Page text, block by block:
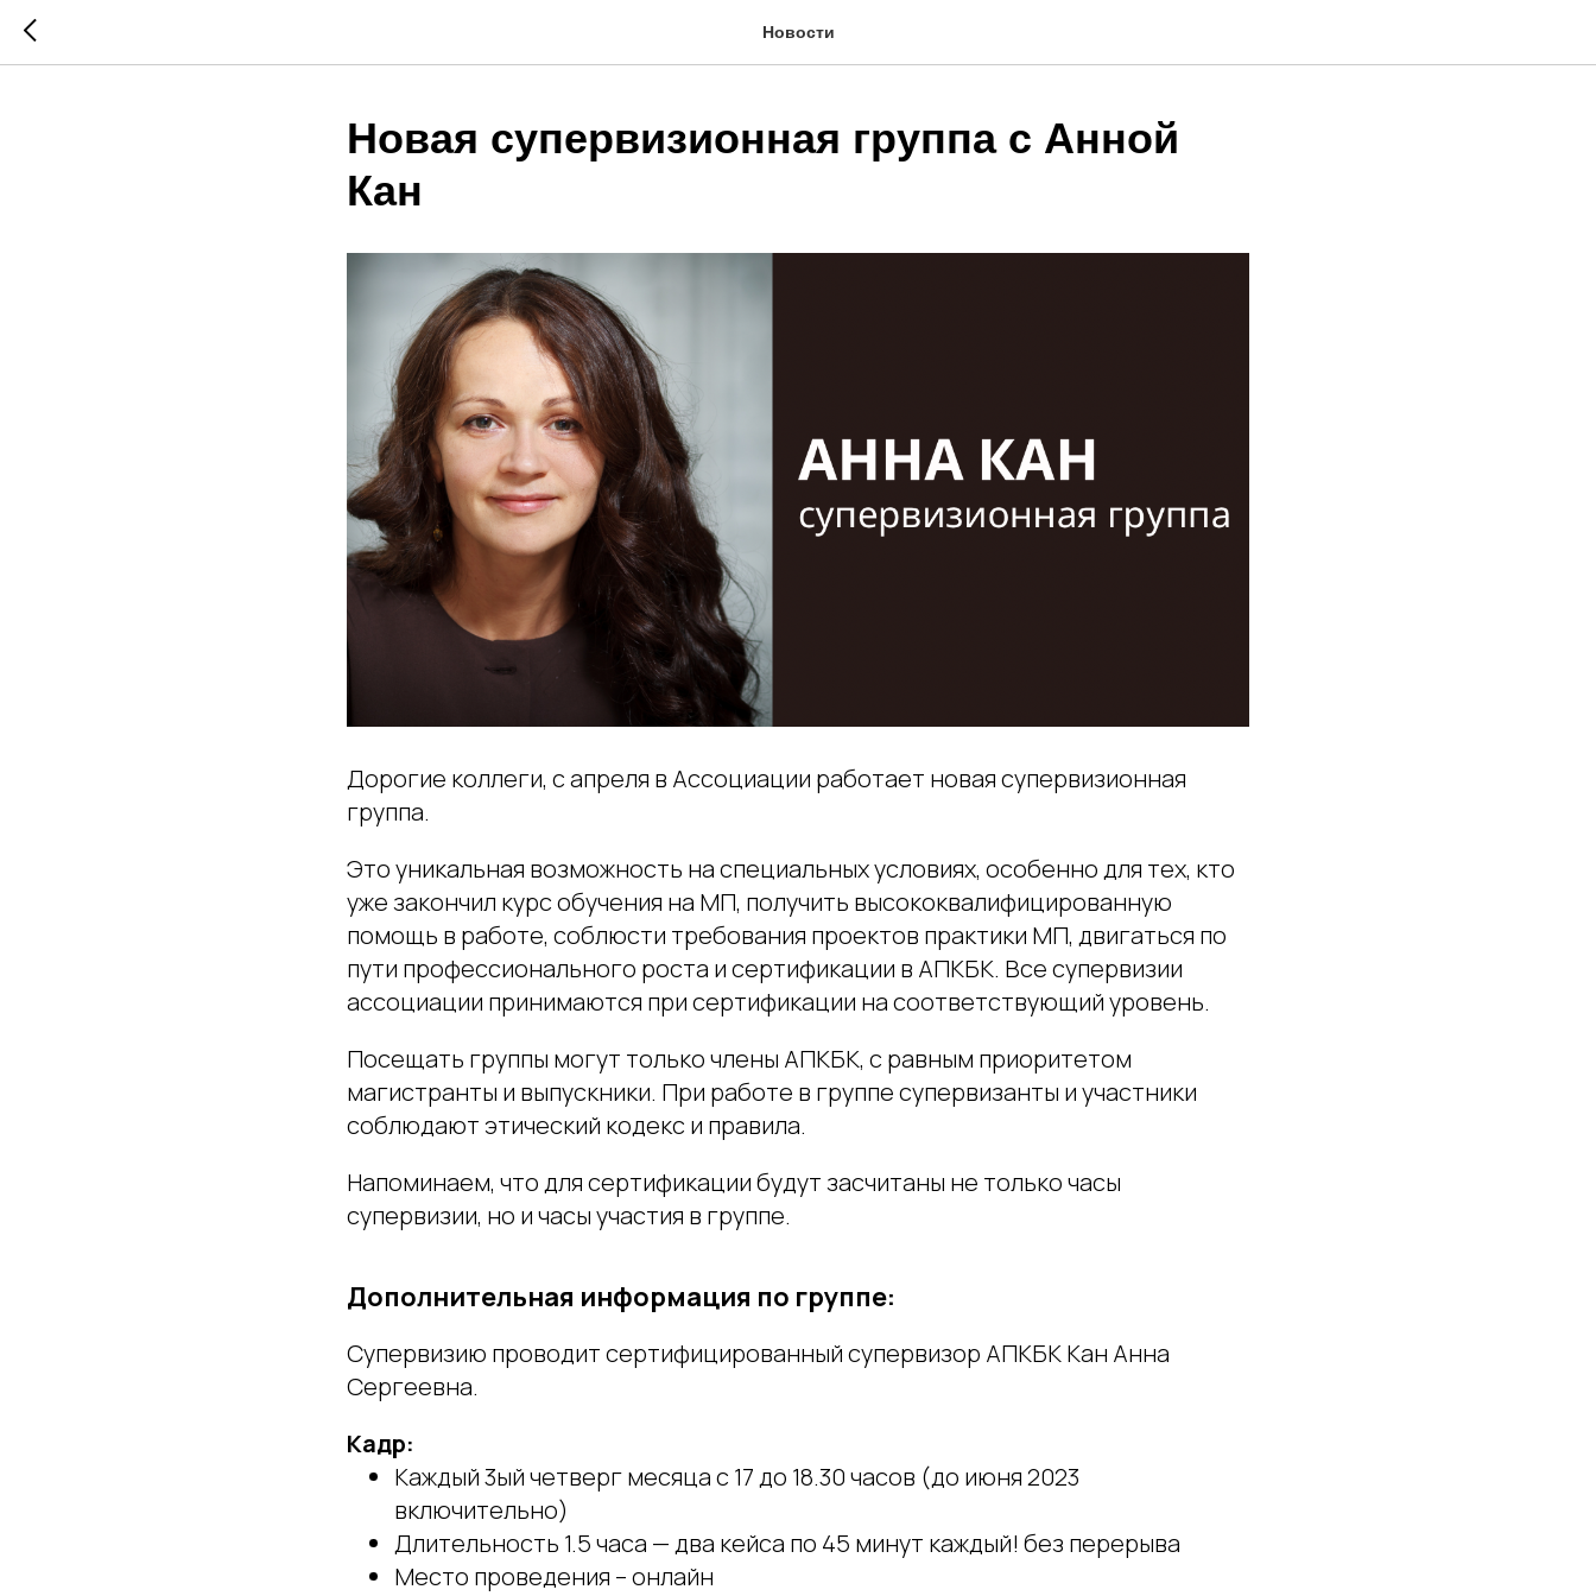
Новости
Новая супервизионная группа с Анной
Кан
Дорогие коллеги, с апреля в Ассоциации работает новая супервизионная
группа.
Это уникальная возможность на специальных условиях, особенно для тех, кто
уже закончил курс обучения на МП, получить высококвалифицированную
помощь в работе, соблюсти требования проектов практики МП, двигаться по
пути профессионального роста и сертификации в АПКБК. Все супервизии
ассоциации принимаются при сертификации на соответствующий уровень.
Посещать группы могут только члены АПКБК, с равным приоритетом
магистранты и выпускники. При работе в группе супервизанты и участники
соблюдают этический кодекс и правила.
Напоминаем, что для сертификации будут засчитаны не только часы
супервизии, но и часы участия в группе.
Дополнительная информация по группе:
Супервизию проводит сертифицированный супервизор АПКБК Кан Анна
Сергеевна.
Кадр:
Каждый 3ый четверг месяца с 17 до 18.30 часов (до июня 2023
включительно)
Длительность 1.5 часа — два кейса по 45 минут каждый! без перерыва
Место проведения – онлайн